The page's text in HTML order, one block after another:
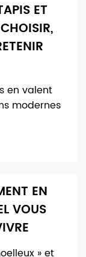
ET
en valent
modernes
EN
VOUS
» et